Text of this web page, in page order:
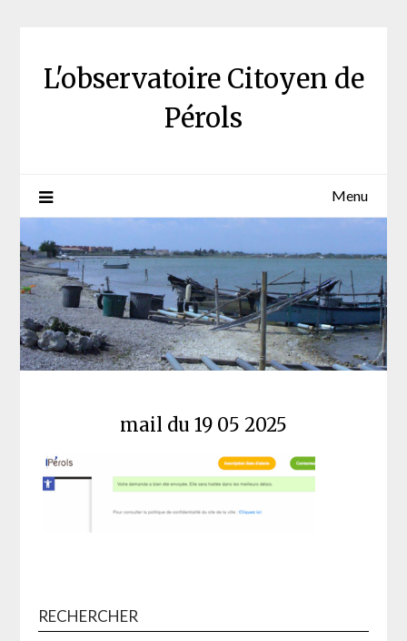
L'observatoire Citoyen de
Pérols
Menu
mail du 19 05 2025
RECHERCHER